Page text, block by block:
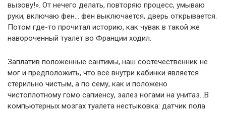
вызову!». От нечего делать, повторяю процесс, умываю
руки, включаю фен… фен выключается, дверь открывается.
Потом где-то прочитал историю, как чувак в такой же
навороченный туалет во Франции ходил.
Заплатив положенные сантимы, наш соотечественник не
мог и предположить, что всё внутри кабинки является
стерильно чистым, а по сему, как и положено
чистоплотному гомо сапиенсу, залез ногами на унитаз…В
компьютерных мозгах туалета нестыковка: датчик пола